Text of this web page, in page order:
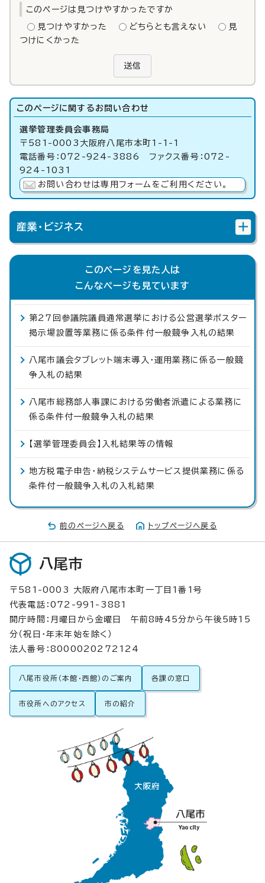
このページは見つけやすかったですか
見つけやすかった どちらとも言えない
見
つけにくかった
送信
このページに関する お問い合わせ
選挙管理委員会事務局
〒581-0003大阪府八尾市本町1-1-1
電話番号：072-924-3886 ファクス番号：072-
924-1031
お問い合わせは専用フォームをご利用ください。
産業・ビジネス
このページを見た人は
こんなページも見ています
第27回参議院議員通常選挙における公営選挙ポスター
掲示場設置等業務に係る条件付一般競争入札の結果
八尾市議会タブレット端末導入・運用業務に係る一般競
争入札の結果
八尾市総務部人事課における労働者派遣による業務に
係る条件付一般競争入札の結果
【選挙管理委員会】入札結果等の情報
地方税電子申告・納税システムサービス提供業務に係る
条件付一般競争入札の入札結果
前のページへ戻る トップページへ戻る
八尾市
〒581-0003 大阪府八尾市本町一丁目1番1号
代表電話：072-991-3881
開庁時間：月曜日から金曜日 午前8時45分から午後5時15
分（祝日・年末年始を除く）
法人番号：8000020272124
八尾市役所（本館・西館）のご案内 各課の窓口
市役所へのアクセス 市の紹介